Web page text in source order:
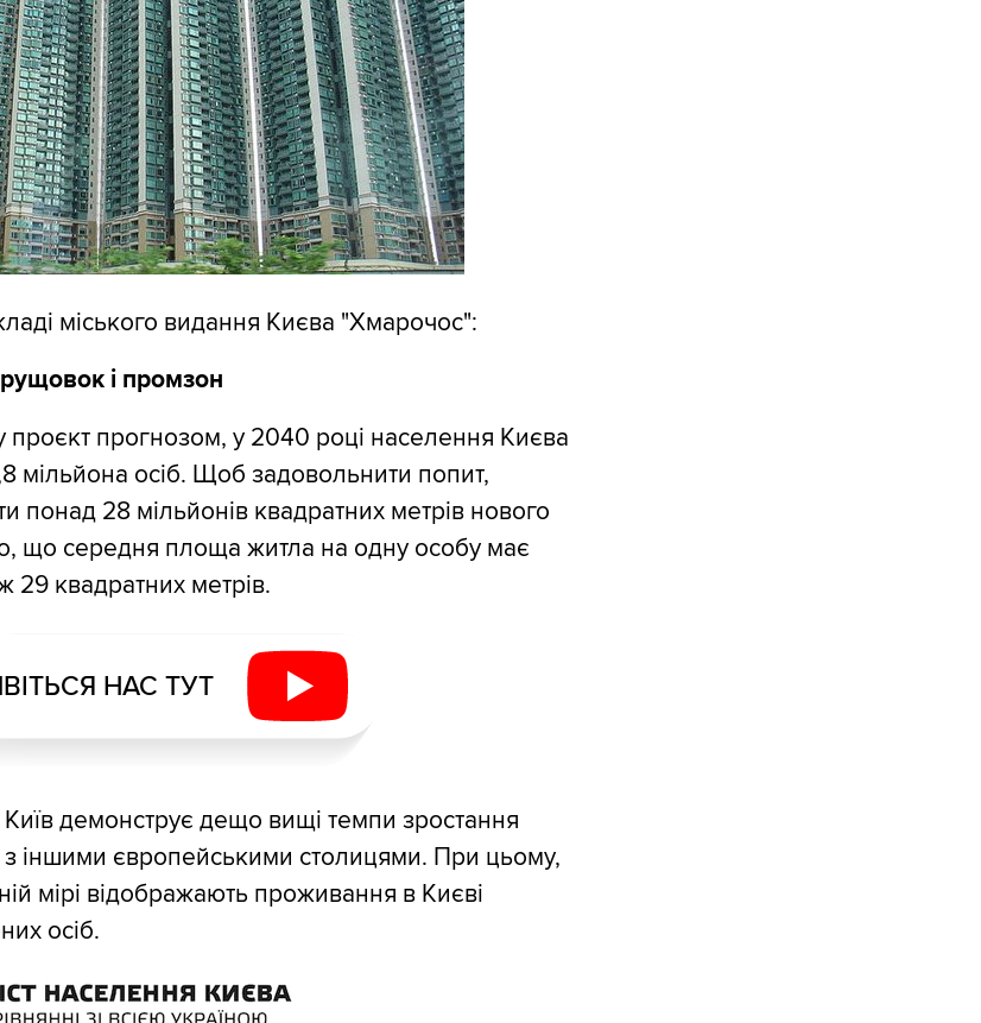
міського видання Києва "Хмарочос":
і промзон
проєкт прогнозом, у 2040 році населення Києва
мільйона осіб. Щоб задовольнити попит,
понад 28 мільйонів квадратних метрів нового
що середня площа житла на одну особу має
29 квадратних метрів.
НАС ТУТ
демонструє дещо вищі темпи зростання
іншими європейськими столицями. При цьому,
мірі відображають проживання в Києві
осіб.